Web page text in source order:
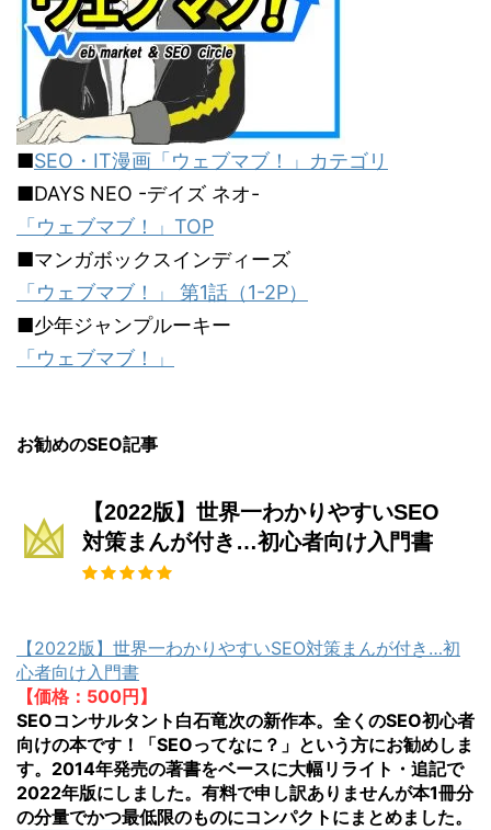
■SEO・IT漫画「ウェブマブ！」カテゴリ
■DAYS NEO -デイズ ネオ-
「ウェブマブ！」TOP
■マンガボックスインディーズ
「ウェブマブ！」 第1話（1-2P）
■少年ジャンプルーキー
「ウェブマブ！」
お勧めのSEO記事
【2022版】世界一わかりやすいSEO
対策まんが付き…初心者向け入門書
【2022版】世界一わかりやすいSEO対策まんが付き…初
心者向け入門書
【価格：500円】
SEOコンサルタント白石竜次の新作本。全くのSEO初心者
向けの本です！「SEOってなに？」という方にお勧めしま
す。2014年発売の著書をベースに大幅リライト・追記で
2022年版にしました。有料で申し訳ありませんが本1冊分
の分量でかつ最低限のものにコンパクトにまとめました。